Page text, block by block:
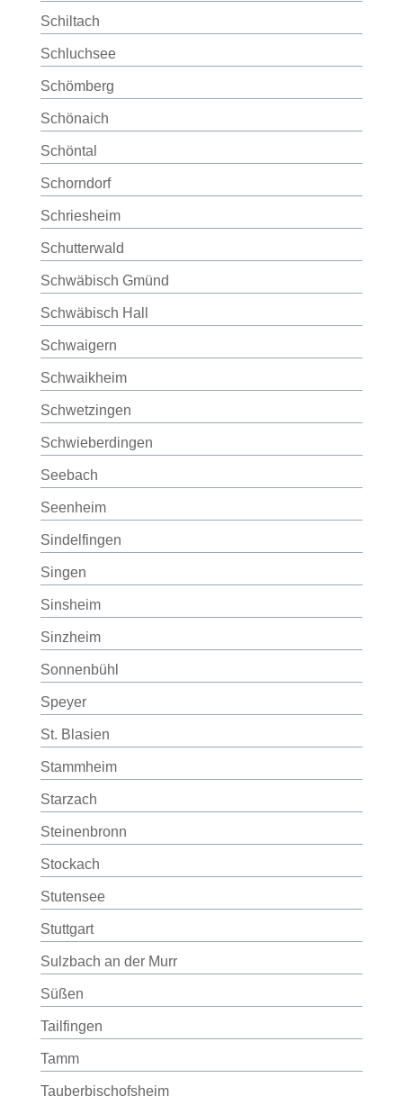
Schiltach
Schluchsee
Schömberg
Schönaich
Schöntal
Schorndorf
Schriesheim
Schutterwald
Schwäbisch Gmünd
Schwäbisch Hall
Schwaigern
Schwaikheim
Schwetzingen
Schwieberdingen
Seebach
Seenheim
Sindelfingen
Singen
Sinsheim
Sinzheim
Sonnenbühl
Speyer
St. Blasien
Stammheim
Starzach
Steinenbronn
Stockach
Stutensee
Stuttgart
Sulzbach an der Murr
Süßen
Tailfingen
Tamm
Tauberbischofsheim